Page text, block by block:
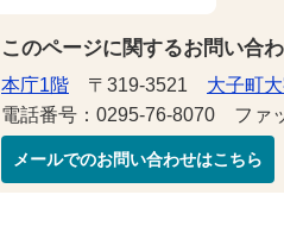
このページに関するお問い合
本庁1階 〒319-3521 大子町
電話番号：0295-76-8070 ファ
メールでのお問い合わせはこちら